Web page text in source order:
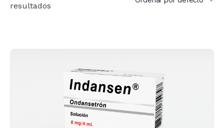
resultados